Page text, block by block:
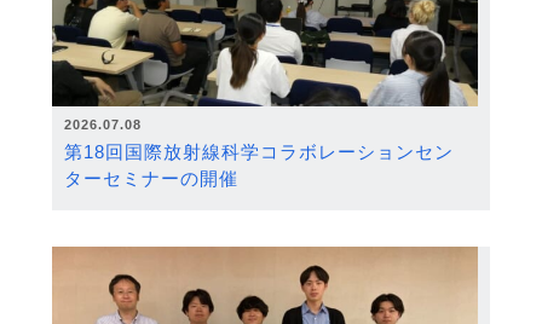
2026.07.08
第18回国際放射線科学コラボレーションセン
ターセミナーの開催